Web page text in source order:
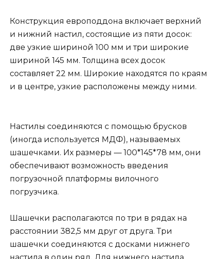
Конструкция европоддона включает верхний
и нижний настил, состоящие из пяти досок:
две узкие шириной 100 мм и три широкие
шириной 145 мм. Толщина всех досок
составляет 22 мм. Широкие находятся по краям
и в центре, узкие расположены между ними.
Настилы соединяются с помощью брусков
(иногда используется МДФ), называемых
шашечками. Их размеры — 100*145*78 мм, они
обеспечивают возможность введения
погрузочной платформы вилочного
погрузчика.
Шашечки располагаются по три в рядах на
расстоянии 382,5 мм друг от друга. Три
шашечки соединяются с досками нижнего
настила в один ряд. Для нижнего настила